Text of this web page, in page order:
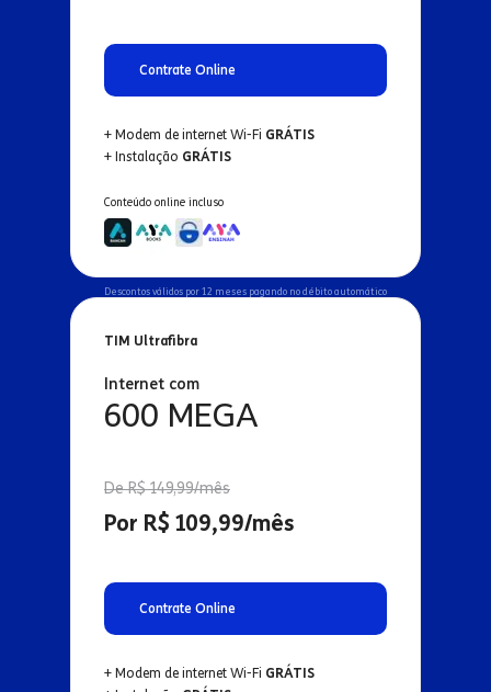
Contrate Online
+ Modem de internet Wi-Fi GRÁTIS
+ Instalação GRÁTIS
Conteúdo online incluso
Descontos válidos por 12 meses pagando no débito automático
TIM Ultrafibra
Internet com
600 MEGA
De R$ 149,99/mês
Por R$ 109,99/mês
Contrate Online
+ Modem de internet Wi-Fi GRÁTIS